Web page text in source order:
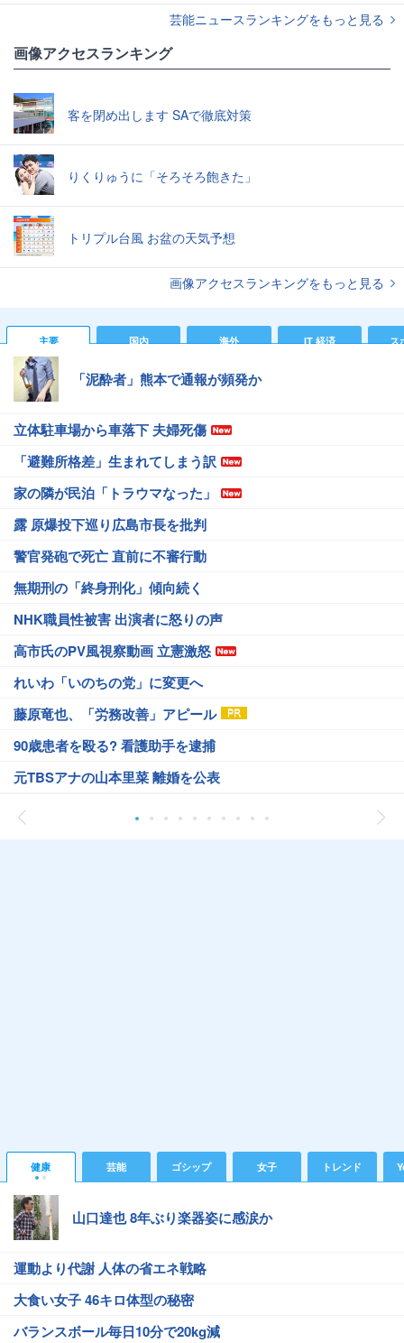
芸能ニュースランキングをもっと見る
画像アクセスランキング
客を閉め出します SAで徹底対策
りくりゅうに「そろそろ飽きた」
トリプル台風 お盆の天気予想
画像アクセスランキングをもっと見る
主要 国内 海外 IT 経済 ス
「泥酔者」熊本で通報が頻発か
立体駐車場から車落下 夫婦死傷
「避難所格差」生まれてしまう訳
家の隣が民泊「トラウマなった」
露 原爆投下巡り広島市長を批判
警官発砲で死亡 直前に不審行動
無期刑の「終身刑化」傾向続く
NHK職員性被害 出演者に怒りの声
高市氏のPV風視察動画 立憲激怒
れいわ「いのちの党」に変更へ
藤原竜也、「労務改善」アピール
90歳患者を殴る? 看護助手を逮捕
元TBSアナの山本里菜 離婚を公表
健康 芸能 ゴシップ 女子 トレンド
山口達也 8年ぶり楽器姿に感涙か
運動より代謝 人体の省エネ戦略
大食い女子 46キロ体型の秘密
バランスボール毎日10分で20kg減